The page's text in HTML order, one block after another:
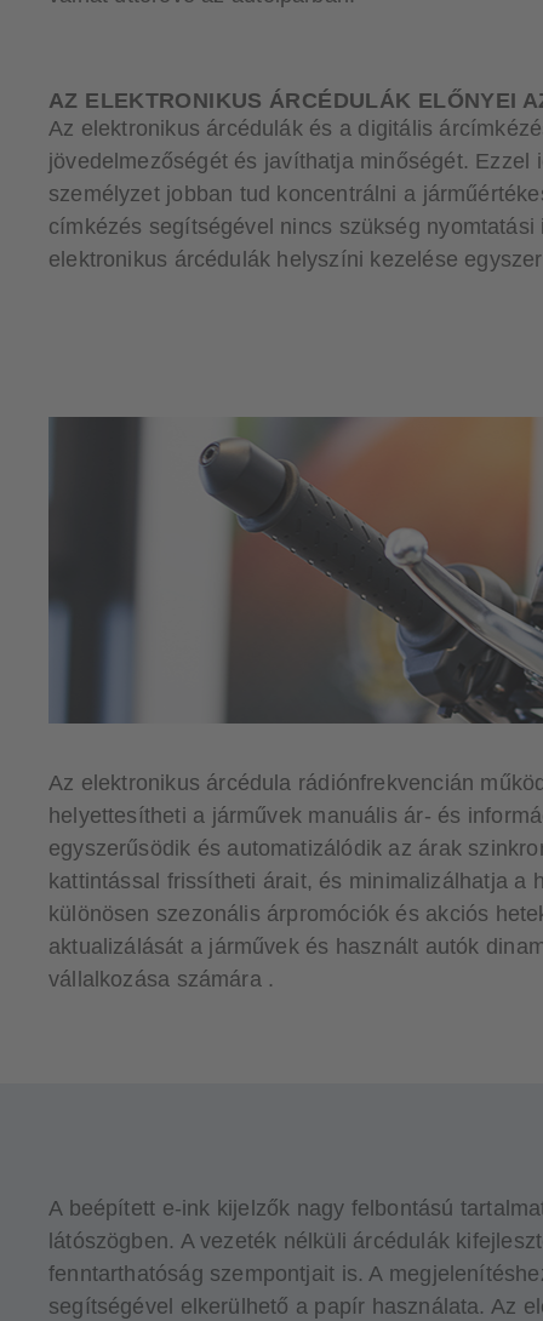
AZ ELEKTRONIKUS ÁRCÉDULÁK ELŐNYEI
Az elektronikus árcédulák és a digitális
jövedelmezőségét és javíthatja minőségét.
személyzet jobban tud koncentrálni a
címkézés segítségével nincs szükség
elektronikus árcédulák helyszíni kezelése
Az elektronikus árcédula rádiónfrekvencián
helyettesítheti a járművek manuális ár- és
egyszerűsödik és automatizálódik az árak
kattintással frissítheti árait, és minimalizálhatja
különösen szezonális árpromóciók és akciós
aktualizálását a járművek és használt autók
vállalkozása számára .
A beépített e-ink kijelzők nagy felbontású
látószögben. A vezeték nélküli árcédulák
fenntarthatóság szempontjait is. A
segítségével elkerülhető a papír használata. Az